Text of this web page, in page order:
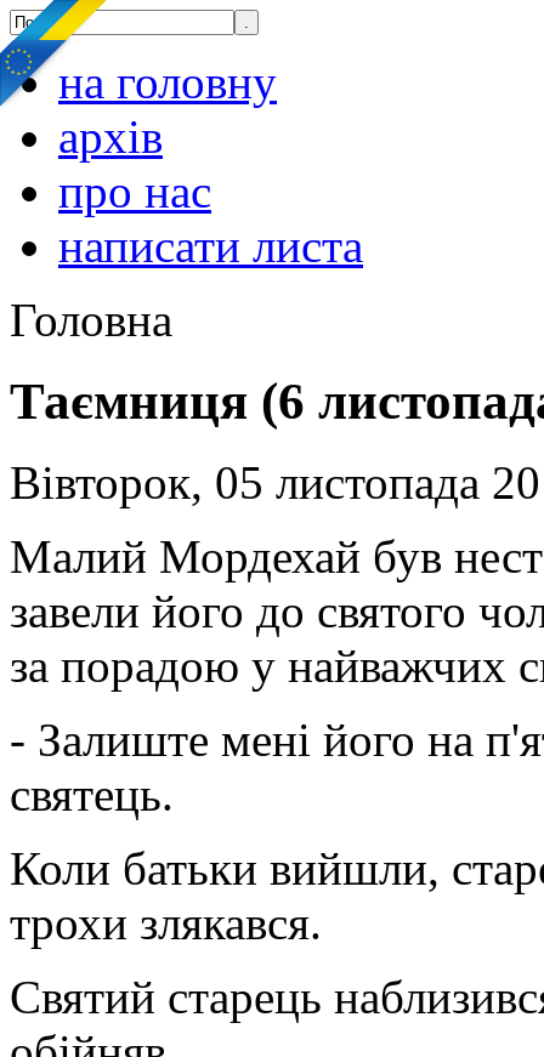
на головну
архів
про нас
написати листа
Головна
Таємниця (6
Вівторок, 05 листопада
Малий Мордехай був
завели його до святого
за порадою у найважчих
- Залиште мені його на
святець.
Коли батьки вийшли,
трохи злякався.
Святий старець